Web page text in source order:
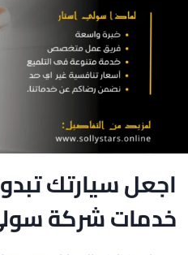
اجعل سيارتك
خدمات شركة